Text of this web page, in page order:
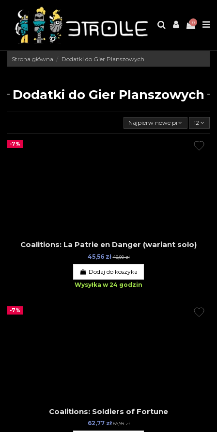
0
Strona główna Dodatki do Gier Planszowych
Dodatki do Gier Planszowych
Najpierw nowe produkty12
-7%
Coalitions: La Patrie en Danger (wariant solo)
45,56 zł48,99 zł
Dodaj do koszyka
Wysyłka w 24 godzin
-7%
Coalitions: Soldiers of Fortune
62,77 zł66,99 zł